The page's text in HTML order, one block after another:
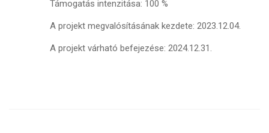
Támogatás intenzitása: 100 %
A projekt megvalósításának kezdete: 2023.12.04.
A projekt várható befejezése: 2024.12.31.